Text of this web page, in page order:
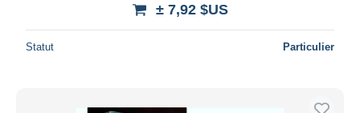
± 7,92 $US
Statut Particulier